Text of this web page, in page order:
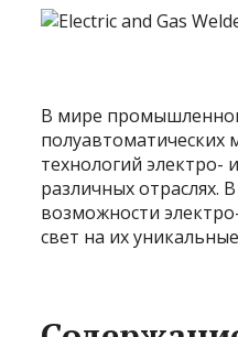
В мире
технологий электро-
различных отраслях.
возможности
свет на их